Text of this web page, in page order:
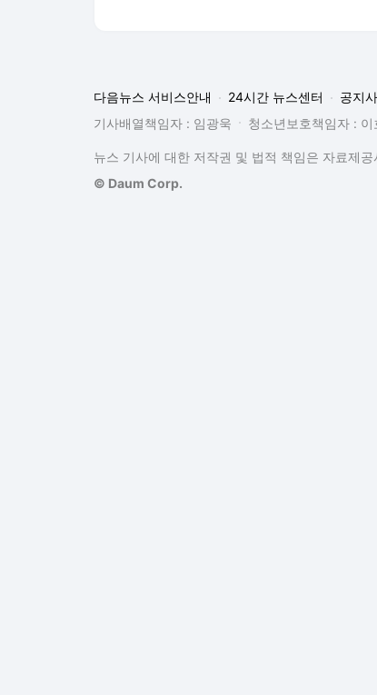
다음뉴스 서비스안내 24시간 뉴스센터 공지
기사배열책임자 : 임광욱
청소년보호책임자 : 이
뉴스 기사에 대한 저작권 및 법적 책임은 자료제
© Daum Corp.